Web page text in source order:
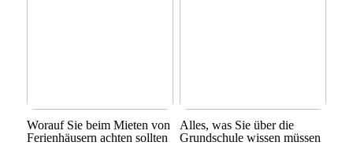
Worauf Sie beim Mieten von
Ferienhäusern achten sollten
Alles, was Sie über die
Grundschule wissen müssen